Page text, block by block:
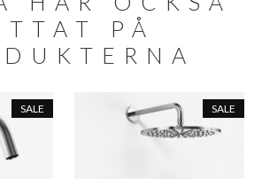
PÅ
SALE SALE